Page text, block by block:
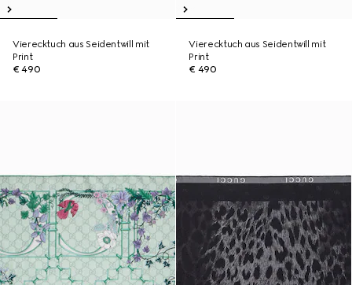
Vierecktuch aus Seidentwill mit
Print
€ 490
Vierecktuch aus Seidentwill mit
Print
€ 490